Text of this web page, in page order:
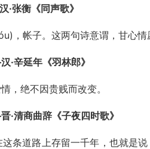
张衡《同声歌》
，帐子。这两句诗意谓，甘心
辛延年《羽林郎》
，绝不因贵贱而改变。
清商曲辞《子夜四时歌》
条道路上存留一千年，也就是